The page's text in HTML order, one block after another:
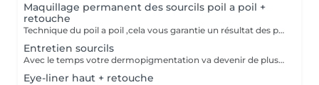
Maquillage permanent des sourcils poil a poil +
retouche
Technique du poil a poil ,cela vous garantie un résultat des plus naturel. prévoir une retouche le mois suivant.
Entretien sourcils
Avec le temps votre dermopigmentation va devenir de plus en plus clair ,pour le retrouver comme au premier jour cette petite retouche sera nécessaire.
Eye-liner haut + retouche